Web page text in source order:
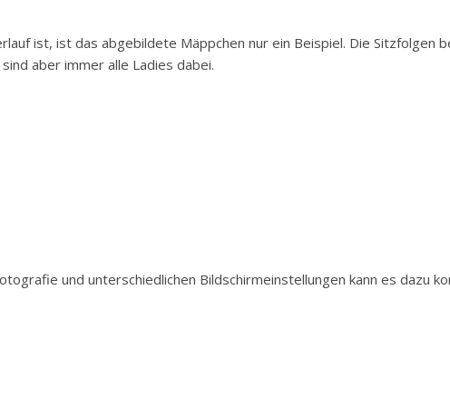
ist, ist das abgebildete Mäppchen nur ein Beispiel. Die Sitzfolgen
aber immer alle Ladies dabei.
und unterschiedlichen Bildschirmeinstellungen kann es dazu